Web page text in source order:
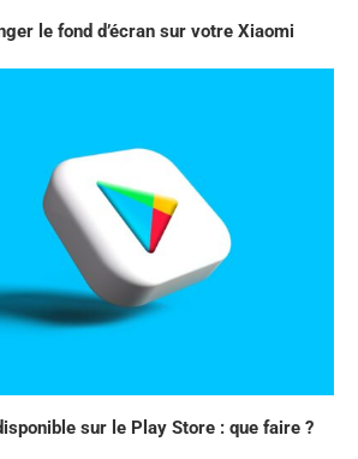
le fond d’écran sur votre Xiaomi
sur le Play Store : que faire ?